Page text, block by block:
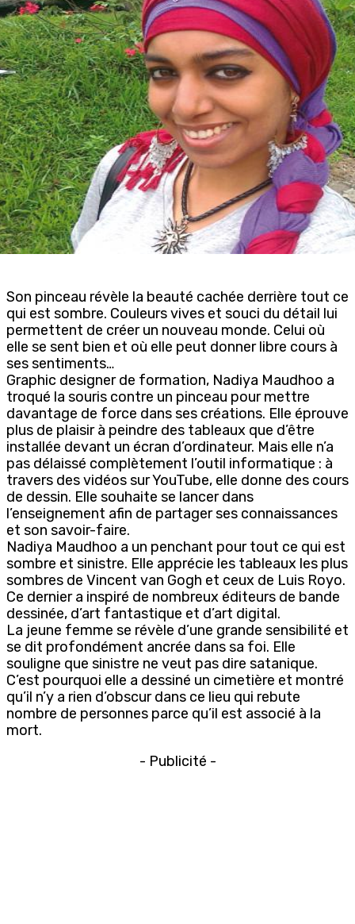
Son pinceau révèle la beauté cachée derrière tout ce
qui est sombre. Couleurs vives et souci du détail lui
permettent de créer un nouveau monde. Celui où
elle se sent bien et où elle peut donner libre cours à
ses sentiments…
Graphic designer de formation, Nadiya Maudhoo a
troqué la souris contre un pinceau pour mettre
davantage de force dans ses créations. Elle éprouve
plus de plaisir à peindre des tableaux que d’être
installée devant un écran d’ordinateur. Mais elle n’a
pas délaissé complètement l’outil informatique : à
travers des vidéos sur YouTube, elle donne des cours
de dessin. Elle souhaite se lancer dans
l’enseignement afin de partager ses connaissances
et son savoir-faire.
Nadiya Maudhoo a un penchant pour tout ce qui est
sombre et sinistre. Elle apprécie les tableaux les plus
sombres de Vincent van Gogh et ceux de Luis Royo.
Ce dernier a inspiré de nombreux éditeurs de bande
dessinée, d’art fantastique et d’art digital.
La jeune femme se révèle d’une grande sensibilité et
se dit profondément ancrée dans sa foi. Elle
souligne que sinistre ne veut pas dire satanique.
C’est pourquoi elle a dessiné un cimetière et montré
qu’il n’y a rien d’obscur dans ce lieu qui rebute
nombre de personnes parce qu’il est associé à la
mort.
- Publicité -